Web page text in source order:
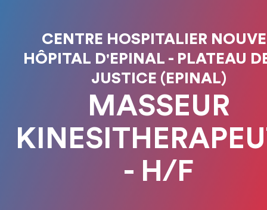
CENTRE HOSPITALIER
HÔPITAL D'EPINAL - PLATEAU
JUSTICE (EPINAL)
MASSEUR
- H/F